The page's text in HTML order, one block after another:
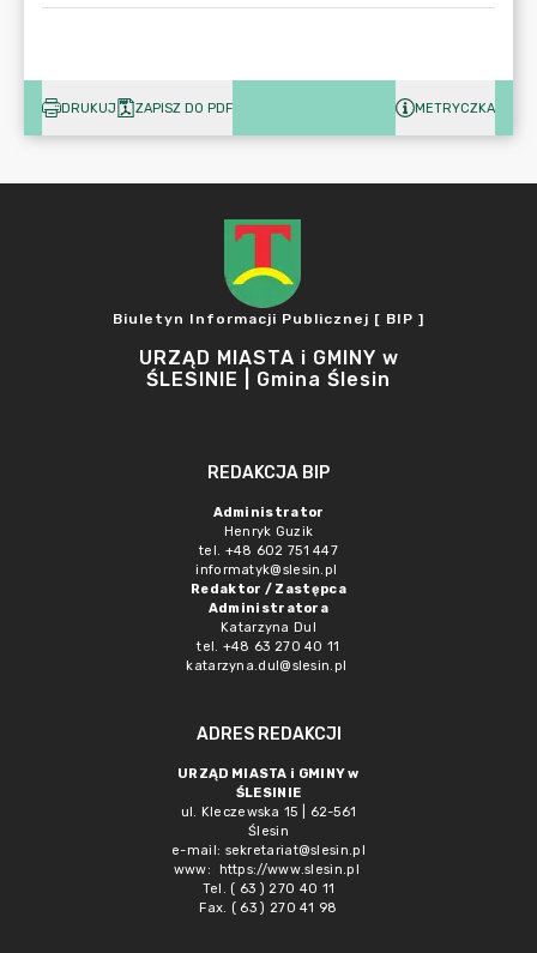
DRUKUJ ZAPISZ DO PDF METRYCZKA
Biuletyn Informacji Publicznej [ BIP ]
URZĄD MIASTA i GMINY w
ŚLESINIE | Gmina Ślesin
REDAKCJA BIP
Administrator
Henryk Guzik
tel. +48 602 751 447
informatyk@slesin.pl
Redaktor / Zastępca
Administratora
Katarzyna Dul
tel. +48 63 270 40 11
katarzyna.dul@slesin.pl
ADRES REDAKCJI
URZĄD MIASTA i GMINY w
ŚLESINIE
ul. Kleczewska 15 | 62-561
Ślesin
e-mail: sekretariat@slesin.pl
www:
https://www.slesin.pl
Tel. ( 63 ) 270 40 11
Fax. ( 63 ) 270 41 98